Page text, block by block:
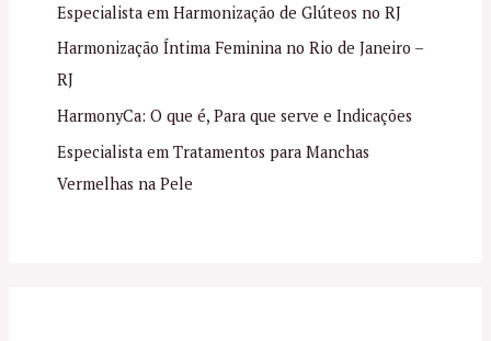
Especialista em Harmonização de Glúteos no RJ
Harmonização Íntima Feminina no Rio de Janeiro –
RJ
HarmonyCa: O que é, Para que serve e Indicações
Especialista em Tratamentos para Manchas
Vermelhas na Pele